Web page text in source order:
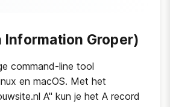
Information Groper)
command-line tool
en macOS. Met het
A" kun je het A record